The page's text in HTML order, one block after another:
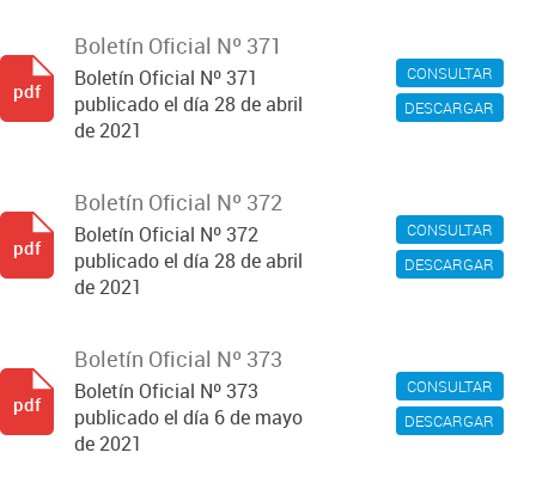
CONSULTAR
DESCARGAR
Boletín Oficial Nº 371
Boletín Oficial Nº 371
publicado el día 28 de abril
de 2021
pdf
CONSULTAR
DESCARGAR
Boletín Oficial Nº 372
Boletín Oficial Nº 372
publicado el día 28 de abril
de 2021
pdf
CONSULTAR
DESCARGAR
Boletín Oficial Nº 373
Boletín Oficial Nº 373
publicado el día 6 de mayo
de 2021
pdf